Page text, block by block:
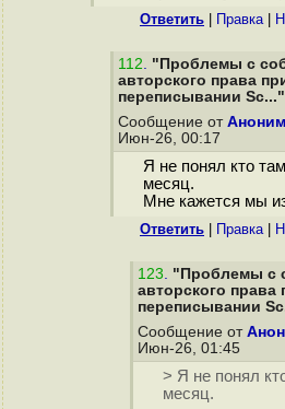
Ответить Правка|
112. "Проблемы с
авторского права
переписывании Sc..."
Сообщение от
Июн-26, 00:17
Я не понял кто
месяц.
Мне кажется мы
Ответить Правка|
123. "Проблемы с
авторского права
переписывании
Сообщение от
Июн-26, 01:45
> Я не понял
месяц.